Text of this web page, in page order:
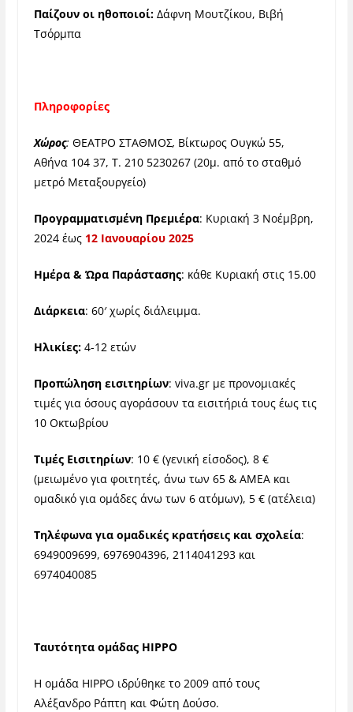
Παίζουν οι ηθοποιοί:Δάφνη Μουτζίκου, Βιβή
Τσόρμπα
Πληροφορίες
Χώρος: ΘΕΑΤΡΟ ΣΤΑΘΜΟΣ, Βίκτωρος Ουγκώ 55,
Αθήνα 104 37, T. 210 5230267 (20μ. από το σταθμό
μετρό Μεταξουργείο)
Προγραμματισμένη Πρεμιέρα: Κυριακή 3 Νοέμβρη,
2024 έως 12 Ιανουαρίου 2025
Ημέρα & Ώρα Παράστασης: κάθε Κυριακή στις 15.00
Διάρκεια: 60′ χωρίς διάλειμμα.
Ηλικίες: 4-12 ετών
Προπώληση εισιτηρίων: viva.grμε προνομιακές
τιμές για όσους αγοράσουν τα εισιτήριά τους έως τις
10 Οκτωβρίου
Τιμές Εισιτηρίων: 10 € (γενική είσοδος), 8 €
(μειωμένο για φοιτητές, άνω των 65 & ΑΜΕΑ και
ομαδικό για ομάδες άνω των 6 ατόμων), 5 € (ατέλεια)
Τηλέφωνα για ομαδικές κρατήσεις και σχολεία:
6949009699, 6976904396, 2114041293 και
6974040085
Ταυτότητα ομάδας ΗΙΡΡΟ
Η ομάδα HIPPO ιδρύθηκε το 2009 από τους
Αλέξανδρο Ράπτη και Φώτη Δούσο.